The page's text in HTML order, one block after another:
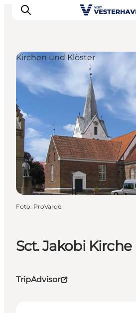
Events
Erlebnisse
Unsere Städte
Essen & Übernachtung
Tickets kaufen
Plane deine Reise
Sct. Jakobi Kirche
TripAdvisor
Kirchen und Klöster
Foto: ProVarde